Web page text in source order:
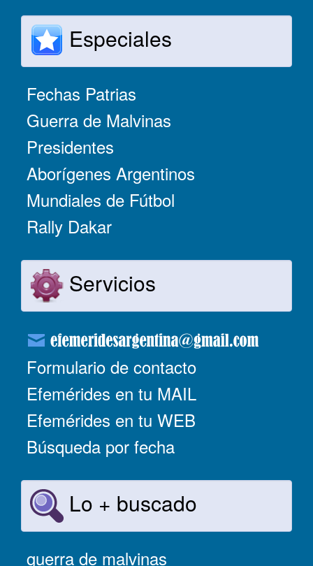
Especiales
Fechas Patrias
Guerra de Malvinas
Presidentes
Aborígenes Argentinos
Mundiales de Fútbol
Rally Dakar
Servicios
Formulario de contacto
Efemérides en tu MAIL
Efemérides en tu WEB
Búsqueda por fecha
Lo + buscado
guerra de malvinas